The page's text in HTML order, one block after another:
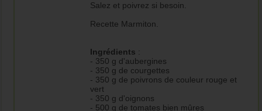
Salez et poivrez si besoin.
Recette Marmiton.
Ingrédients :
- 350 g d'aubergines
- 350 g de courgettes
- 350 g de poivrons de couleur rouge et
vert
- 350 g d'oignons
- 500 g de tomates bien mûres